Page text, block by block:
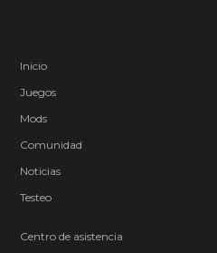
Inicio
Juegos
Mods
Comunidad
Noticias
Testeo
Centro de asistencia